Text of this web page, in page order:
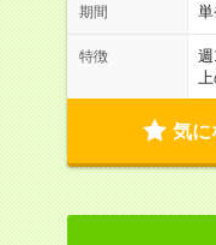
期間
特徴
気に